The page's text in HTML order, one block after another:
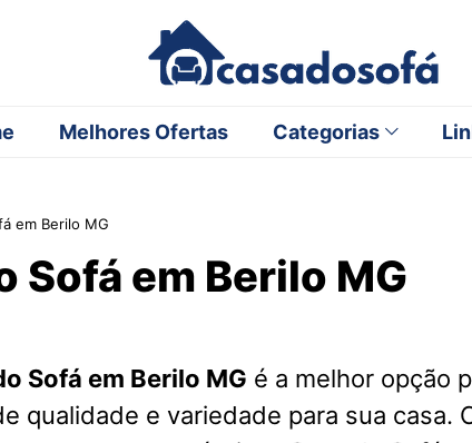
Melhores Ofertas Categorias
em Berilo MG
Sofá em Berilo MG
Sofá em Berilo MG é a melhor opção
qualidade e variedade para sua casa.